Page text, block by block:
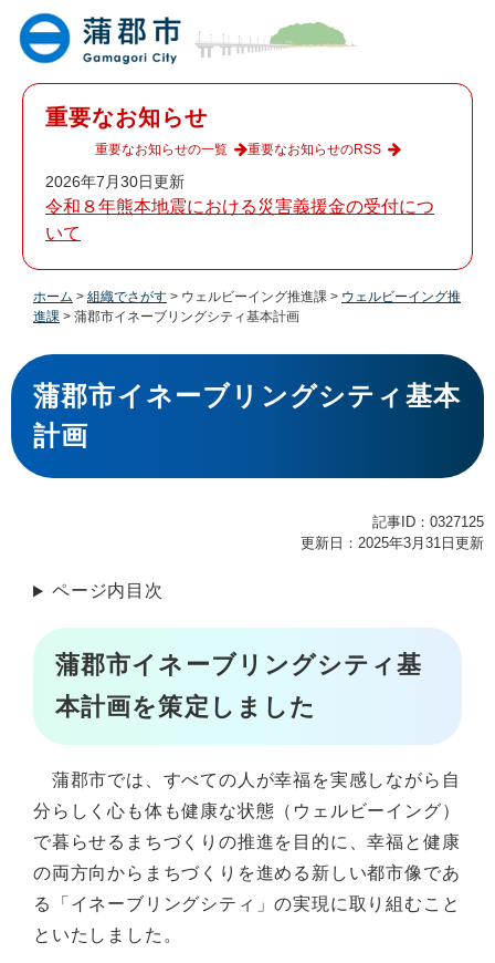
重要なお知らせ
2026年7月30日更新
令和８年熊本地震における災害義援金の受付につ
いて
重要なお知らせの一覧 重要なお知らせのRSS
ホーム > 組織でさがす > ウェルビーイング推進課 > ウェルビーイング推
進課 > 蒲郡市イネーブリングシティ基本計画
本
文
蒲郡市イネーブリングシティ基本
計画
記事ID：0327125
更新日：2025年3月31日更新
ページ内目次
蒲郡市イネーブリングシティ基
本計画を策定しました
蒲郡市では、すべての人が幸福を実感しながら自
分らしく心も体も健康な状態（ウェルビーイング）
で暮らせるまちづくりの推進を目的に、幸福と健康
の両方向からまちづくりを進める新しい都市像であ
る「イネーブリングシティ」の実現に取り組むこと
といたしました。